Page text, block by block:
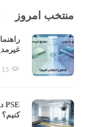
منتخب امروز
13
کنیم؟